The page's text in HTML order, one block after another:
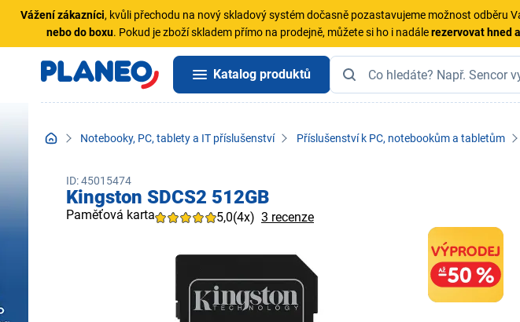
Vážení zákazníci, kvůli přechodu na nový skladový systém dočasně pozastavujeme možnost odběru
nebo do boxu. Pokud je zboží skladem přímo na prodejně, můžete si ho i nadálerezervovat hned
Katalog produktů
Notebooky, PC, tablety a IT příslušenství Příslušenství k PC, notebookům a tabletům
ID: 45015474
Kingston SDCS2 512GB
Paměťová karta 5,0(4x) 3 recenze